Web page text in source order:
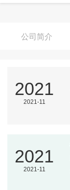
公司简介
2021
2021-11
2021
2021-11